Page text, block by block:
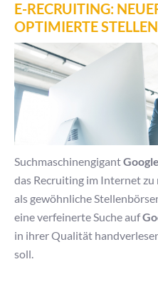
E-RECRUITING:
OPTIMIERTE
SuchmaschinengigantGoogle
das Recruiting im Internet
als gewöhnliche
eine verfeinerte Suche auf
in ihrer Qualität
soll.